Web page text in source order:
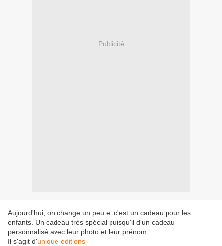
Publicité
Aujourd'hui, on change un peu et c'est un cadeau pour les
enfants. Un cadeau très spécial puisqu'il d'un cadeau
personnalisé avec leur photo et leur prénom.
Il s'agit d'unique-editions